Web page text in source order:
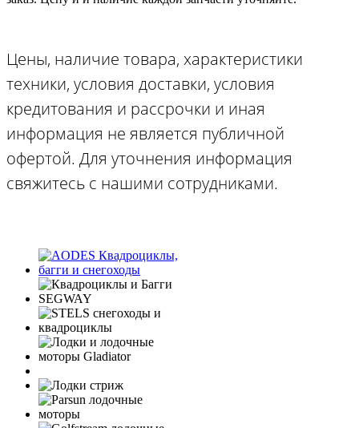
Цены, наличие товара, характеристики
техники, условия доставки, условия
кредитования и рассрочки и иная
информация не является публичной
офертой. Для уточнения информация
свяжитесь с нашими сотрудниками.